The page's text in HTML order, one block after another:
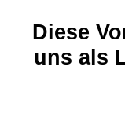
Diese
uns als